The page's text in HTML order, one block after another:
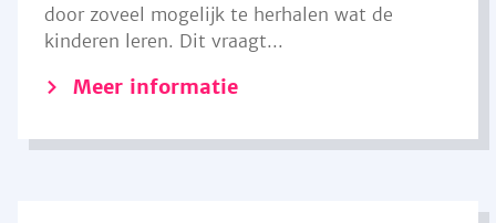
door zoveel mogelijk te herhalen wat de
kinderen leren. Dit vraagt...
Meer informatie